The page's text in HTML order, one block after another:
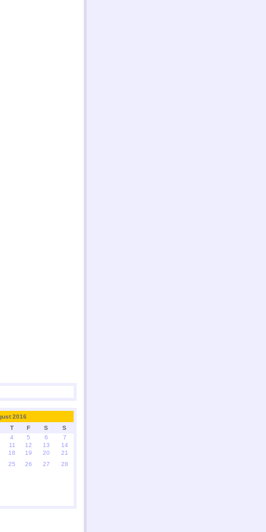
2016
T
F S
S
4
5 6
7
11
12 13
14
18
19 20
21
25
26 27 28